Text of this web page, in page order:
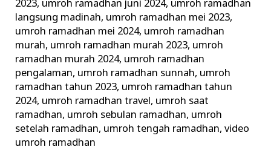
2023, umroh ramadhan juni 2024, umroh ramadhan
langsung madinah, umroh ramadhan mei 2023,
umroh ramadhan mei 2024, umroh ramadhan
murah, umroh ramadhan murah 2023, umroh
ramadhan murah 2024, umroh ramadhan
pengalaman, umroh ramadhan sunnah, umroh
ramadhan tahun 2023, umroh ramadhan tahun
2024, umroh ramadhan travel, umroh saat
ramadhan, umroh sebulan ramadhan, umroh
setelah ramadhan, umroh tengah ramadhan,video
umroh ramadhan